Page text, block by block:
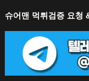
슈어맨 먹튀검증 요청